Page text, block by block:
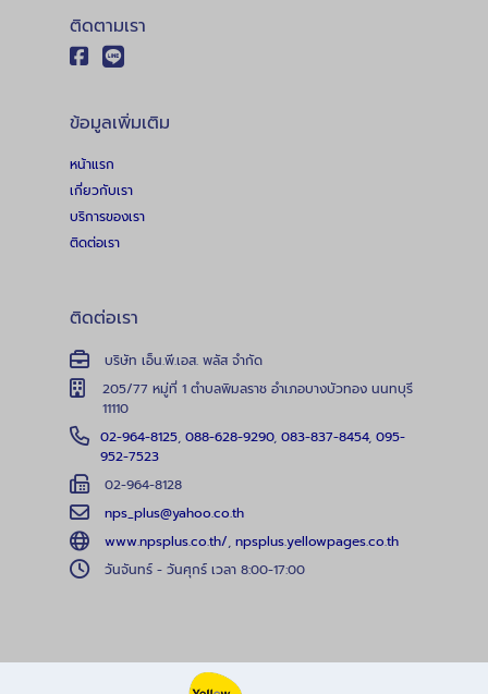
ติดตามเรา
ข้อมูลเพิ่มเติม
หน้าแรก
เกี่ยวกับเรา
บริการของเรา
ติดต่อเรา
ติดต่อเรา
บริษัท เอ็น.พี.เอส. พลัส จำกัด
205/77 หมู่ที่ 1 ตำบลพิมลราช อำเภอบางบัวทอง นนทบุรี
11110
02-964-8125, 088-628-9290, 083-837-8454, 095-
952-7523
02-964-8128
nps_plus@yahoo.co.th
www.npsplus.co.th/, npsplus.yellowpages.co.th
วันจันทร์ - วันศุกร์ เวลา 8:00-17:00